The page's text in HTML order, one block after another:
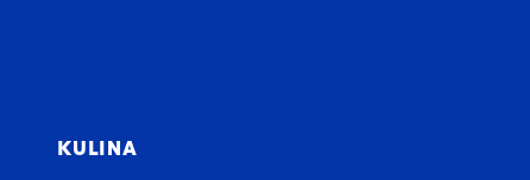
KULINA